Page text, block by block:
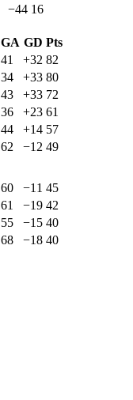
−44 16
GA GD Pts
41 +32 82
34 +33 80
43 +33 72
36 +23 61
44 +14 57
62 −12 49
60 −11 45
61 −19 42
55 −15 40
68 −18 40